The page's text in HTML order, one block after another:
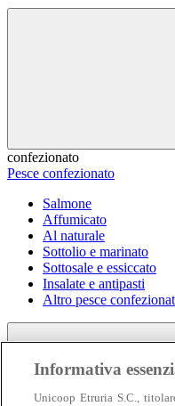
confezionato
Pesce confezionato
Salmone
Affumicato
Al naturale
Sottolio e marinato
Sottosale e essiccato
Insalate e antipasti
Altro pesce
Informativa
Unicoop Etruria S.C.,